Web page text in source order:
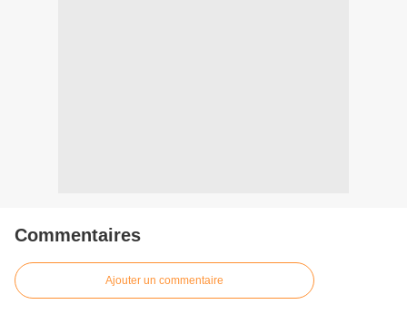
Commentaires
Ajouter un commentaire